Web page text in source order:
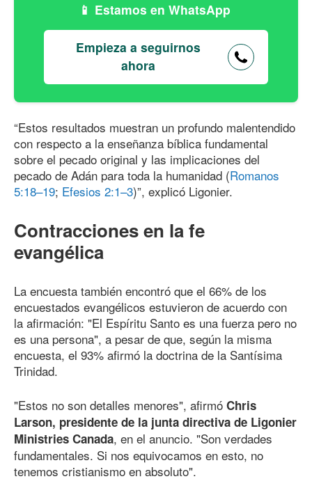
Estamos en WhatsApp
Empieza a seguirnos
ahora
“Estos resultados muestran un profundo malentendido
con respecto a la enseñanza bíblica fundamental
sobre el pecado original y las implicaciones del
pecado de Adán para toda la humanidad (Romanos
5:18–19; Efesios 2:1–3)”, explicó Ligonier.
Contracciones en la fe
evangélica
La encuesta también encontró que el 66% de los
encuestados evangélicos estuvieron de acuerdo con
la afirmación: "El Espíritu Santo es una fuerza pero no
es una persona", a pesar de que, según la misma
encuesta, el 93% afirmó la doctrina de la Santísima
Trinidad.
"Estos no son detalles menores", afirmó Chris
Larson, presidente de la junta directiva de Ligonier
Ministries Canada, en el anuncio. "Son verdades
fundamentales. Si nos equivocamos en esto, no
tenemos cristianismo en absoluto".